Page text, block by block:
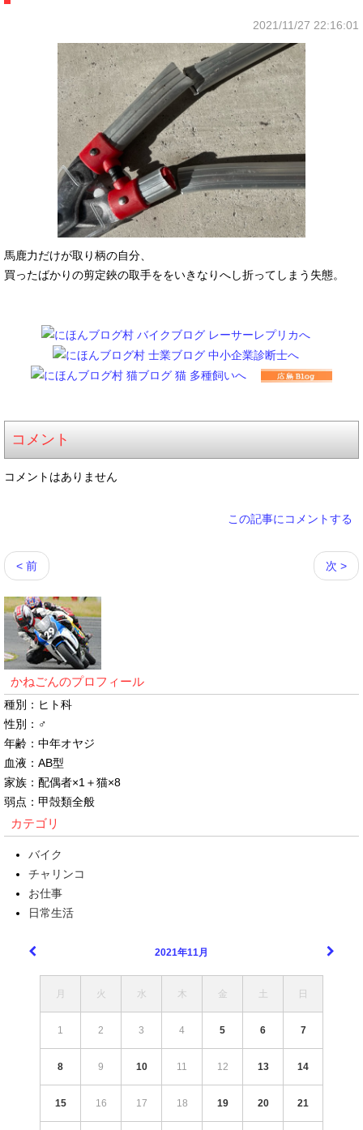
2021/11/27 22:16:01
馬鹿力だけが取り柄の自分、
買ったばかりの剪定鋏の取手ををいきなりへし折ってしまう失態。
コメント
コメントはありません
この記事にコメントする
< 前 次 >
かねごんのプロフィール
種別：ヒト科
性別：♂
年齢：中年オヤジ
血液：AB型
家族：配偶者×1＋猫×8
弱点：甲殻類全般
カテゴリ
バイク
チャリンコ
お仕事
日常生活
2021年11月
月 火 水 木 金 土 日
1 2 3 4 5 6 7
8 9 10 11 12 13 14
15 16 17 18 19 20 21